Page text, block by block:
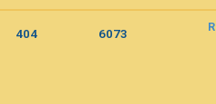
404 6073